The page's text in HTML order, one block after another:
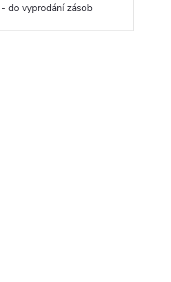
- do vyprodání zásob